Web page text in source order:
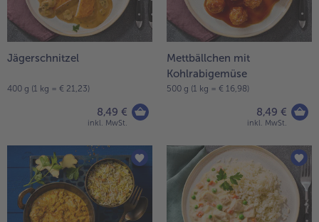
Weiterempfehlen &
Jägerschnitzel
400 g (1 kg = € 21,23)
8,49 €
inkl. MwSt.
Mettbällchen mit
Kohlrabigemüse
500 g (1 kg = € 16,98)
8,49 €
inkl. MwSt.